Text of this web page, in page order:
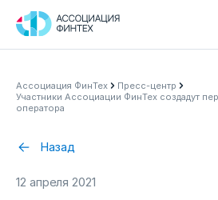
Ассоциация
Контакты
Ассоциация ФинТех
Пресс-центр
Участники Ассоциации ФинТех создадут
оператора
Назад
12 апреля 2021